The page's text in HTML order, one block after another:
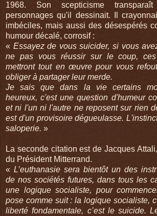
1968. Son scepticisme
personnages qu'il dessinait. Il
imbéciles, mais aussi des désespérés
humour décalé, corrosif :
« Essayez de vous suicider, si vous
ne pas vous réussir sur le coup,
mettront tout en œuvre pour vous
obliger à partager leur merde.
Je sais que dans la vie certains
heureux, c'est une question d'humeur
et ni l'un ni l'autre ne reposent sur rien
est d'un provisoire dégueulasse.
saloperie. »
La seconde citation est de Jacques
du Président Mitterrand.
« L’euthanasie sera bientôt un des
de nos sociétés futures, dans tous les
une logique socialiste, pour
pose comme suit : la logique socialiste,
liberté fondamentale, c’est le suicide.